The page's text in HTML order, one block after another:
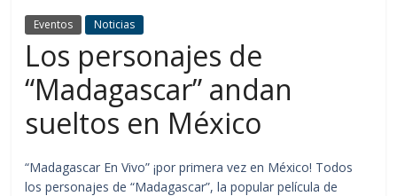
Eventos Noticias
Los personajes de
“Madagascar” andan
sueltos en México
“Madagascar En Vivo” ¡por primera vez en México! Todos
los personajes de “Madagascar”, la popular película de